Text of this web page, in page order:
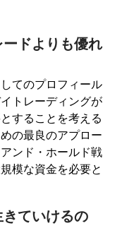
ドよりも優れ
てのプロフィール
トレーディングが
することを考える
の最良のアプロー
ンド・ホールド戦
模な資金を必要と
ていけるの